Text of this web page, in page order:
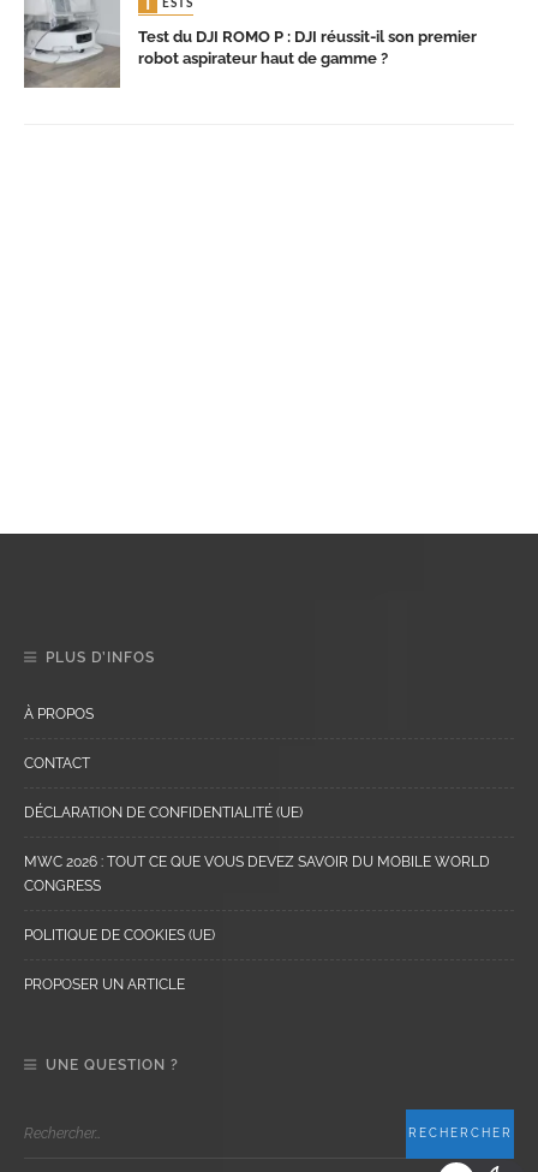
TESTS
Test du DJI ROMO P : DJI réussit-il son premier
robot aspirateur haut de gamme ?
PLUS D’INFOS
À PROPOS
CONTACT
DÉCLARATION DE CONFIDENTIALITÉ (UE)
MWC 2026 : TOUT CE QUE VOUS DEVEZ SAVOIR DU MOBILE WORLD
CONGRESS
POLITIQUE DE COOKIES (UE)
PROPOSER UN ARTICLE
UNE QUESTION ?